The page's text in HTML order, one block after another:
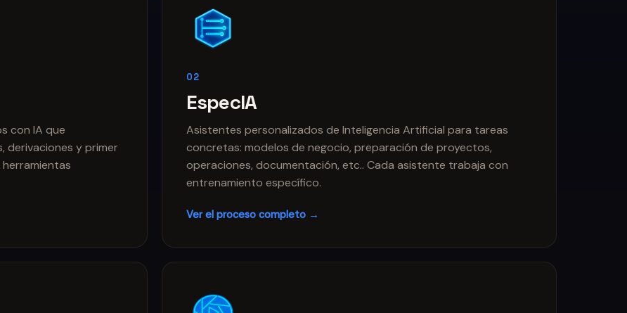
con IA que
derivaciones y primer
02
EspecIA
Asistentes personalizados de Inteligencia Artificial para tareas
concretas: modelos de negocio, preparación de proyectos,
operaciones, documentación, etc.. Cada asistente trabaja con
entrenamiento específico.
Ver el proceso completo →